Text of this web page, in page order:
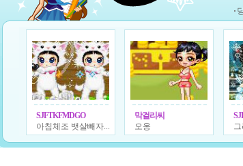
SJFTKFMDGO
아침체조 뱃살빼자...
막걸리씨
오옹